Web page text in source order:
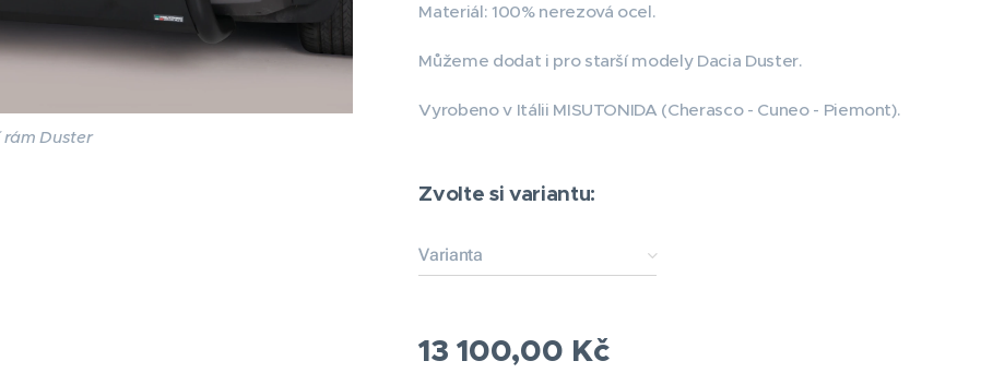
rám Duster
Materiál: 100% nerezová ocel.
Můžeme dodat i pro starší modely Dacia Duster.
Vyrobeno v Itálii MISUTONIDA (Cherasco - Cuneo - Piemont).
Zvolte si variantu:
Varianta
13 100,00 Kč